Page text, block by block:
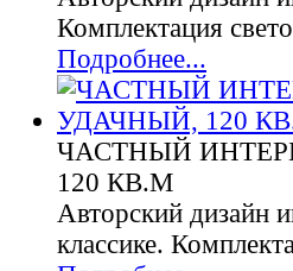
Комплектация
Подробнее...
ЧАСТНЫЙ
120 КВ.М
Авторский дизайн
классике.